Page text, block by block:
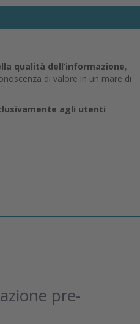
qualità dell’informazione,
di valore in un mare di
agli utenti
pre-